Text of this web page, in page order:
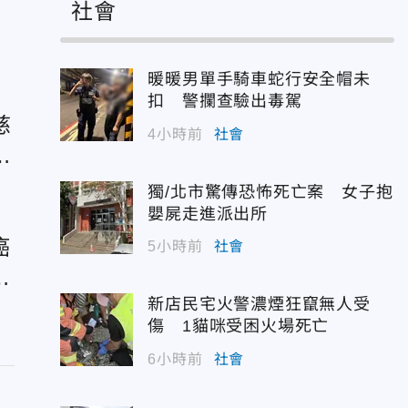
社會
暖暖男單手騎車蛇行安全帽未
扣 警攔查驗出毒駕
4小時前 社會
獨/北市驚傳恐怖死亡案 女子抱
嬰屍走進派出所
5小時前 社會
新店民宅火警濃煙狂竄無人受
傷 1貓咪受困火場死亡
6小時前 社會